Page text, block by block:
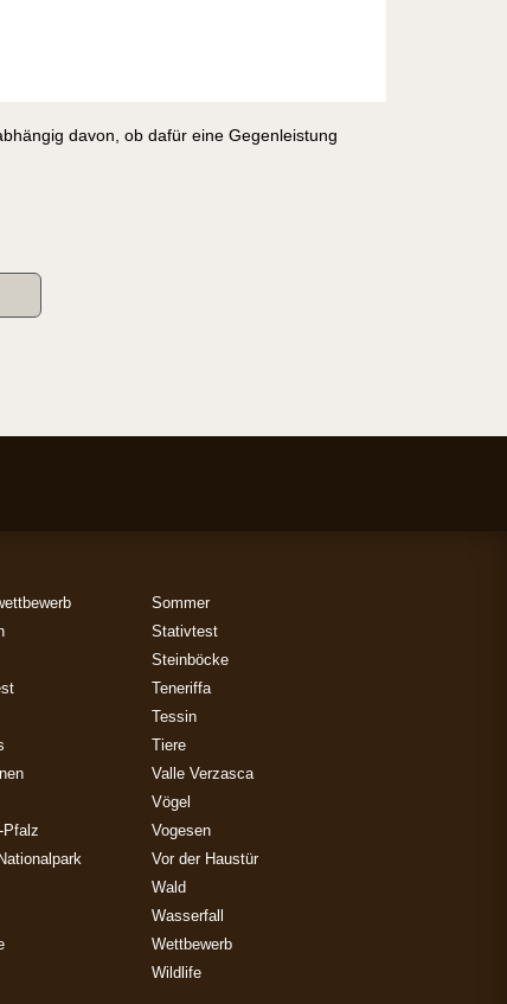
davon, ob dafür eine Gegenleistung
Pfalz
Sommer
Stativtest
Steinböcke
Teneriffa
Tessin
Tiere
Valle Verzasca
Vögel
Vogesen
Vor der Haustür
Wald
Wasserfall
Wettbewerb
Wildlife